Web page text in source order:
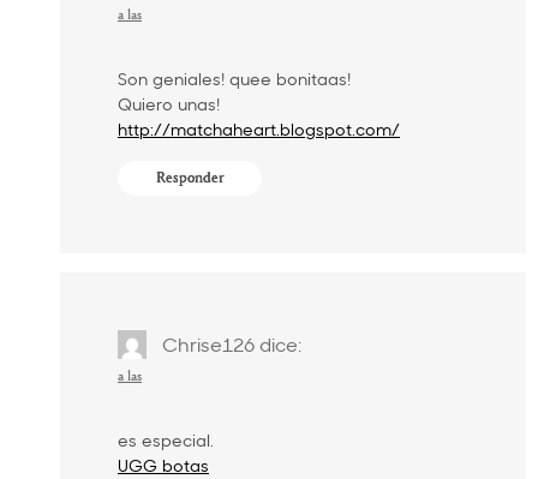
a las
Son geniales! quee bonitaas!
Quiero unas!
http://matchaheart.blogspot.com/
Responder
Chrise126 dice:
a las
es especial.
UGG botas